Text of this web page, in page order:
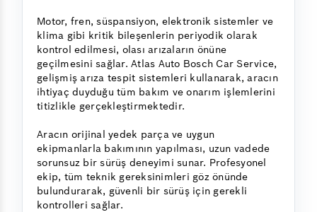
Motor, fren, süspansiyon, elektronik sistemler ve
klima gibi kritik bileşenlerin periyodik olarak
kontrol edilmesi, olası arızaların önüne
geçilmesini sağlar. Atlas Auto Bosch Car Service,
gelişmiş arıza tespit sistemleri kullanarak, aracın
ihtiyaç duyduğu tüm bakım ve onarım işlemlerini
titizlikle gerçekleştirmektedir.
Aracın orijinal yedek parça ve uygun
ekipmanlarla bakımının yapılması, uzun vadede
sorunsuz bir sürüş deneyimi sunar. Profesyonel
ekip, tüm teknik gereksinimleri göz önünde
bulundurarak, güvenli bir sürüş için gerekli
kontrolleri sağlar.